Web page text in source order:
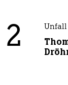
2 Unfall